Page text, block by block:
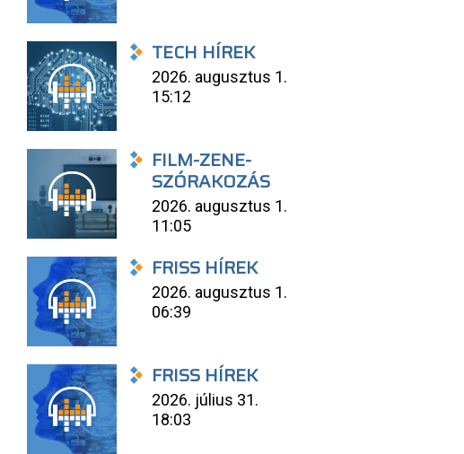
TECH HÍREK
2026. augusztus 1.
15:12
FILM-ZENE-
SZÓRAKOZÁS
2026. augusztus 1.
11:05
FRISS HÍREK
2026. augusztus 1.
06:39
FRISS HÍREK
2026. július 31.
18:03